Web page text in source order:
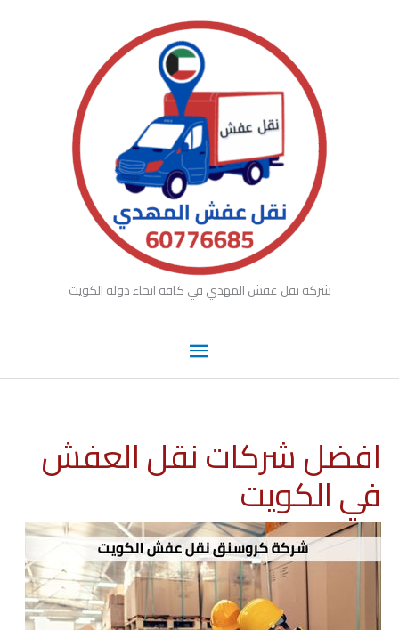
شركة نقل عفش المهدي في كافة انحاء دولة الكويت
القائمة
الرئيسية
افضل شركات نقل العفش
في الكويت